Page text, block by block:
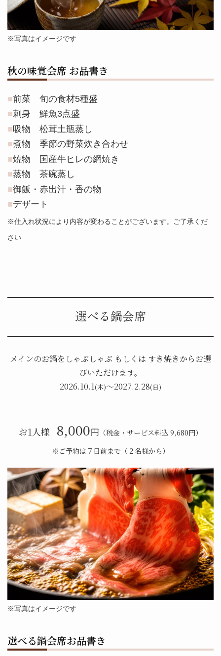
※写真はイメージです
秋の味覚会席 お品書き
前菜 旬の食材5種盛
刺身 鮮魚3点盛
吸物 松茸土瓶蒸し
煮物 季節の野菜炊き合わせ
焼物 国産牛ヒレの網焼き
蒸物 茶碗蒸し
御飯・赤出汁・香の物
デザート
※仕入れ状況により内容が変わることがございます。ご了承くだ
さい
選べる鍋会席
メインのお鍋をしゃぶしゃぶ もしくは すき焼きからお選
びいただけます。
2026.10.1(木)〜2027.2.28(日)
お1人様 8,000円 （税金・サービス料込 9,680円）
※ご予約は７⽇前まで（２名様から）
※写真はイメージです
選べる鍋会席お品書き